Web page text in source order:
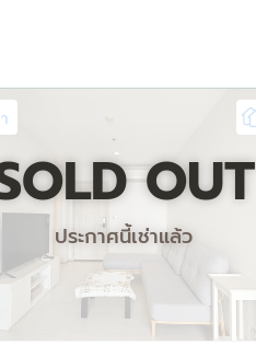
OUT
ประกาศนี้เช่าแล้ว